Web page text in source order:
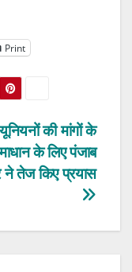
Print
यूनियनों की मांगों के
के लिए पंजाब
ने तेज किए प्रयास